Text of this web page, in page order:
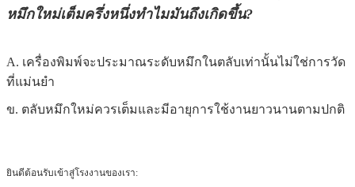
หมึกใหม่เต็มครึ่งหนึ่งทำไมมันถึงเกิดขึ้น?
A. เครื่องพิมพ์จะประมาณระดับหมึกในตลับเท่านั้นไม่ใช่การวัด
ที่แม่นยำ
ข. ตลับหมึกใหม่ควรเต็มและมีอายุการใช้งานยาวนานตามปกติ
ยินดีต้อนรับเข้าสู่โรงงานของเรา: